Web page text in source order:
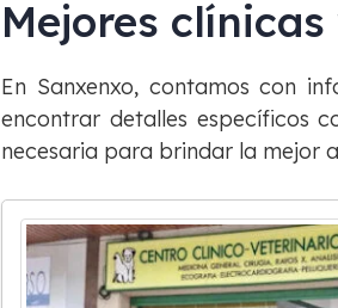
Mejores
En Sanxenxo, contamos con
encontrar detalles específicos
necesaria para brindar la mejor